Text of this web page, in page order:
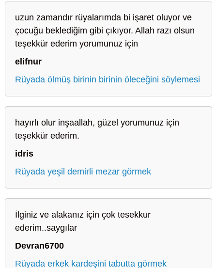
uzun zamandır rüyalarımda bi işaret oluyor ve
çocuğu beklediğim gibi çıkıyor. Allah razı olsun
teşekkür ederim yorumunuz için
elifnur
Rüyada ölmüş birinin birinin öleceğini söylemesi
hayırlı olur inşaallah, güzel yorumunuz için
teşekkür ederim.
idris
Rüyada yeşil demirli mezar görmek
İlginiz ve alakanız için çok tesekkur
ederim..saygılar
Devran6700
Rüyada erkek kardeşini tabutta görmek